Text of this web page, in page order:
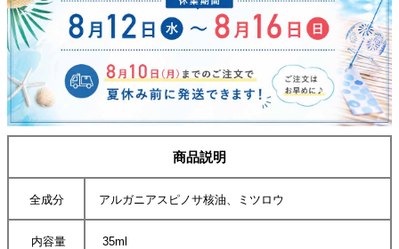
商品説明
全成分 アルガニアスピノサ核油、ミツロウ
内容量 35ml